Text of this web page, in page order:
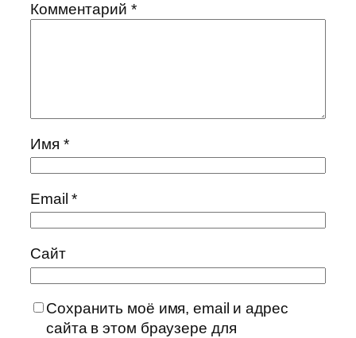
Комментарий *
Имя *
Email*
Сайт
Сохранить моё имя, email и адрес
сайта в этом браузере для